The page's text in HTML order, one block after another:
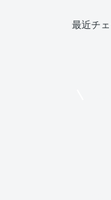
最近チ